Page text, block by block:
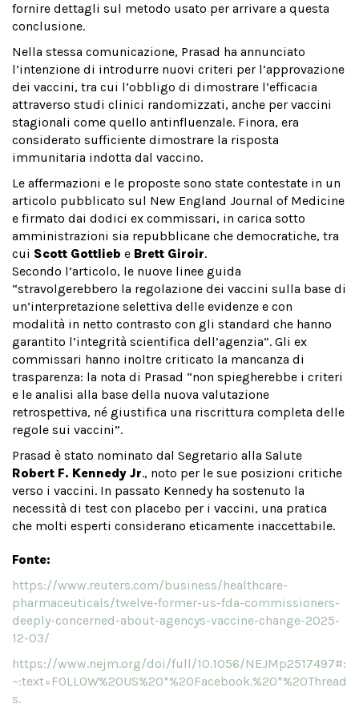
fornire dettagli sul metodo usato per arrivare a questa
conclusione.
Nella stessa comunicazione, Prasad ha annunciato
l’intenzione di introdurre nuovi criteri per l’approvazione
dei vaccini, tra cui l’obbligo di dimostrare l’efficacia
attraverso studi clinici randomizzati, anche per vaccini
stagionali come quello antinfluenzale. Finora, era
considerato sufficiente dimostrare la risposta
immunitaria indotta dal vaccino.
Le affermazioni e le proposte sono state contestate in un
articolo pubblicato sul New England Journal of Medicine
e firmato dai dodici ex commissari, in carica sotto
amministrazioni sia repubblicane che democratiche, tra
cui Scott Gottlieb e Brett Giroir.
Secondo l’articolo, le nuove linee guida
“stravolgerebbero la regolazione dei vaccini sulla base di
un’interpretazione selettiva delle evidenze e con
modalità in netto contrasto con gli standard che hanno
garantito l’integrità scientifica dell’agenzia”. Gli ex
commissari hanno inoltre criticato la mancanza di
trasparenza: la nota di Prasad “non spiegherebbe i criteri
e le analisi alla base della nuova valutazione
retrospettiva, né giustifica una riscrittura completa delle
regole sui vaccini”.
Prasad è stato nominato dal Segretario alla Salute
Robert F. Kennedy Jr., noto per le sue posizioni critiche
verso i vaccini. In passato Kennedy ha sostenuto la
necessità di test con placebo per i vaccini, una pratica
che molti esperti considerano eticamente inaccettabile.
Fonte:
https://www.reuters.com/business/healthcare-
pharmaceuticals/twelve-former-us-fda-commissioners-
deeply-concerned-about-agencys-vaccine-change-2025-
12-03/
https://www.nejm.org/doi/full/10.1056/NEJMp2517497#:
~:text=FOLLOW%20US%20*%20Facebook.%20*%20Thread
s.